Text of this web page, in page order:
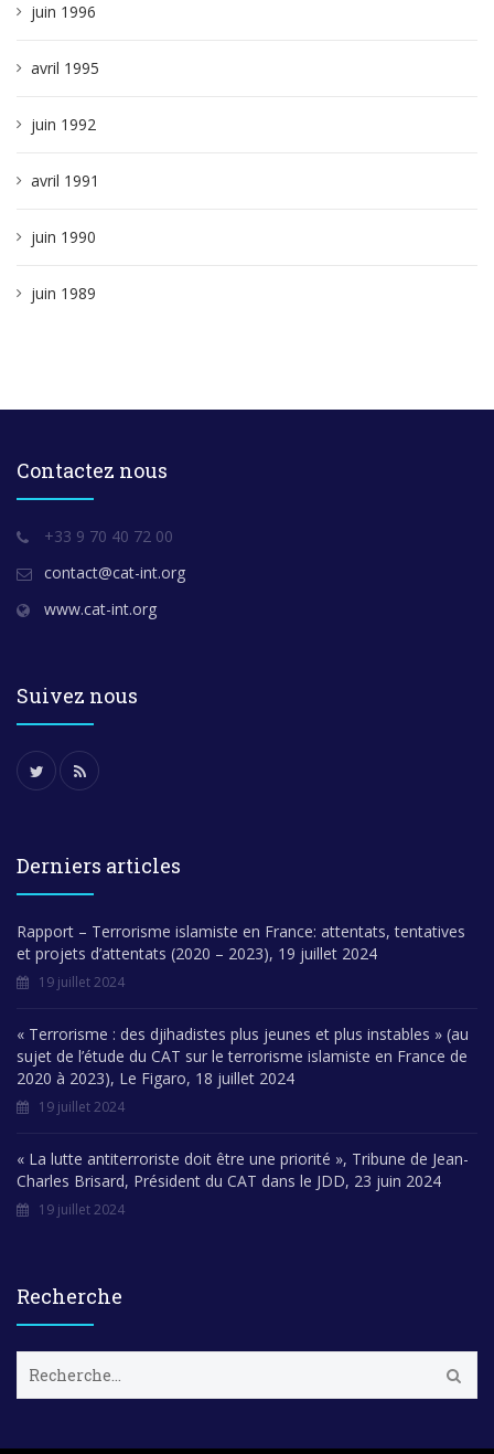
juin 1996
avril 1995
juin 1992
avril 1991
juin 1990
juin 1989
Contactez nous
+33 9 70 40 72 00
contact@cat-int.org
www.cat-int.org
Suivez nous
Derniers articles
Rapport – Terrorisme islamiste en France: attentats, tentatives
et projets d’attentats (2020 – 2023), 19 juillet 2024
19 juillet 2024
« Terrorisme : des djihadistes plus jeunes et plus instables » (au
sujet de l’étude du CAT sur le terrorisme islamiste en France de
2020 à 2023), Le Figaro, 18 juillet 2024
19 juillet 2024
« La lutte antiterroriste doit être une priorité », Tribune de Jean-
Charles Brisard, Président du CAT dans le JDD, 23 juin 2024
19 juillet 2024
Recherche
c